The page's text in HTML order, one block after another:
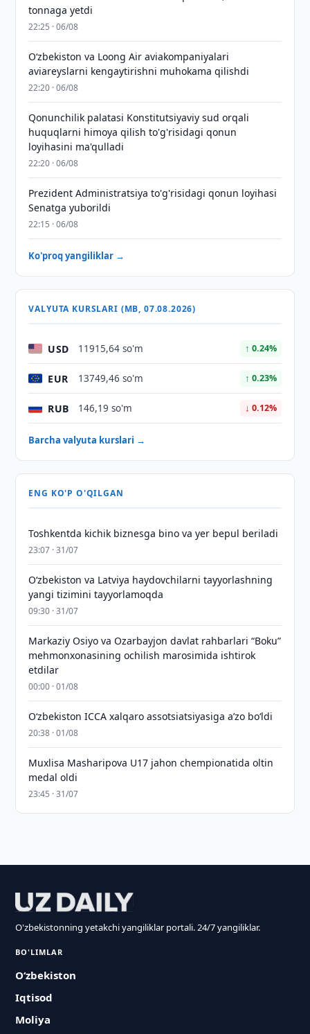
tonnaga yetdi
22:25 · 06/08
Oʻzbekiston va Loong Air aviakompaniyalari
aviareyslarni kengaytirishni muhokama qilishdi
22:20 · 06/08
Qonunchilik palatasi Konstitutsiyaviy sud orqali
huquqlarni himoya qilish to'g'risidagi qonun
loyihasini ma'qulladi
22:20 · 06/08
Prezident Administratsiya to'g'risidagi qonun loyihasi
Senatga yuborildi
22:15 · 06/08
Ko'proq yangiliklar →
VALYUTA KURSLARI (MB, 07.08.2026)
USD 11915,64 so'm ↑ 0.24%
EUR 13749,46 so'm ↑ 0.23%
RUB 146,19 so'm ↓ 0.12%
Barcha valyuta kurslari →
ENG KO'P O'QILGAN
Toshkentda kichik biznesga bino va yer bepul beriladi
23:07 · 31/07
Oʻzbekiston va Latviya haydovchilarni tayyorlashning
yangi tizimini tayyorlamoqda
09:30 · 31/07
Markaziy Osiyo va Ozarbayjon davlat rahbarlari “Boku”
mehmonxonasining ochilish marosimida ishtirok
etdilar
00:00 · 01/08
O‘zbekiston ICCA xalqaro assotsiatsiyasiga aʼzo bo‘ldi
20:38 · 01/08
Muxlisa Masharipova U17 jahon chempionatida oltin
medal oldi
23:45 · 31/07
O'zbekistonning yetakchi yangiliklar portali. 24/7 yangiliklar.
BO'LIMLAR
O‘zbekiston
Iqtisod
Moliya